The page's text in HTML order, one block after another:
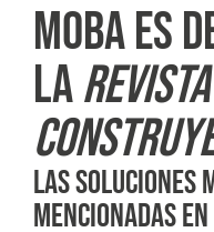
MOBA ES
LA
LAS SOLUCIONES
MENCIONADAS